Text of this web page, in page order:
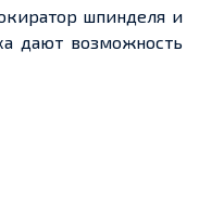
шпинделя и
дают возможность